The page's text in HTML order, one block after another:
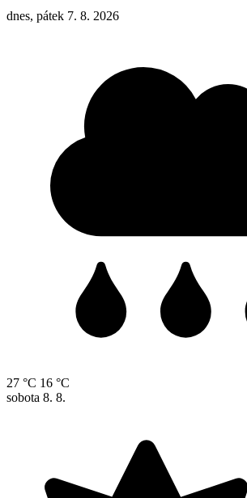
dnes, pátek 7. 8. 2026
27 °C 16 °C
sobota 8. 8.